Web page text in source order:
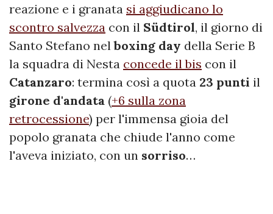
reazione e i granata si aggiudicano lo
scontro salvezza con il Südtirol, il giorno di
Santo Stefano nelboxing day della Serie B
la squadra di Nesta concede il bis con il
Catanzaro: termina così a quota 23 punti il
girone d'andata (+6 sulla zona
retrocessione) per l'immensa gioia del
popolo granata che chiude l'anno come
l'aveva iniziato, con un sorriso…